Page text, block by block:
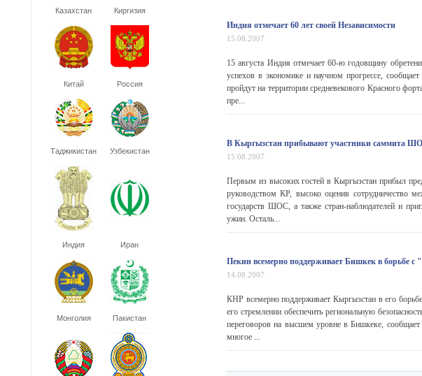
Казахстан Киргизия
Китай Россия
Таджикистан Узбекистан
Индия Иран
Монголия Пакистан
Индия отмечает 60 лет своей Независимости
15.08.2007
15 августа Индия отмечает 60-ю годовщину
успехов в экономике и научном прогрессе,
пройдут на территории средневекового Красного
пре...
В Кыргызстан прибывают участники саммита
15.08.2007
Первым из высоких гостей в Кыргызстан прибыл
руководством КР, высоко оценив сотрудничество
государств ШОС, а также стран-наблюдателей и
ужин. Осталь...
Пекин всемерно поддерживает Бишкек в борьбе с
14.08.2007
КНР всемерно поддерживает Кыргызстан в его
его стремлении обеспечить региональную
переговоров на высшем уровне в Бишкеке,
многое ...